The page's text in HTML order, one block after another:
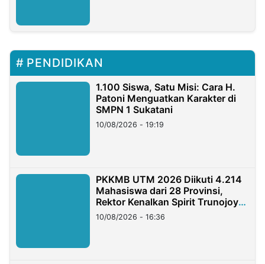
PENDIDIKAN
1.100 Siswa, Satu Misi: Cara H.
Patoni Menguatkan Karakter di
SMPN 1 Sukatani
10/08/2026 - 19:19
PKKMB UTM 2026 Diikuti 4.214
Mahasiswa dari 28 Provinsi,
Rektor Kenalkan Spirit Trunojoyo
Masa Kini
10/08/2026 - 16:36